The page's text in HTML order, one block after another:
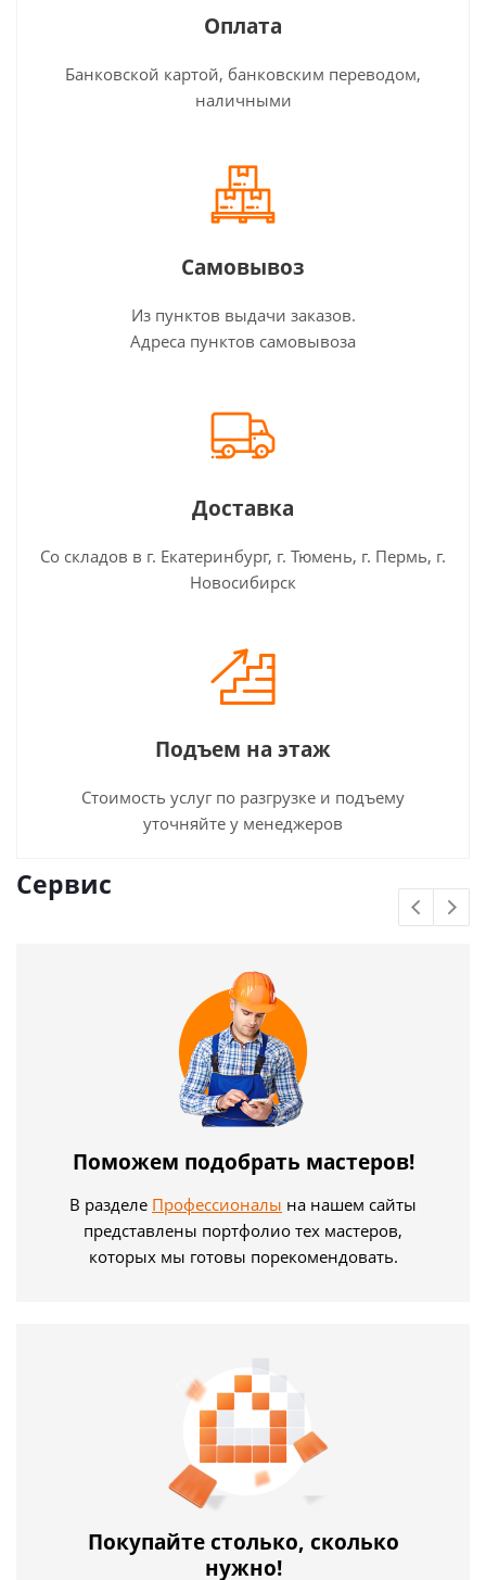
Оплата
Банковской картой, банковским переводом,
наличными
Самовывоз
Из пунктов выдачи заказов.
Адреса пунктов самовывоза
Доставка
Со складов в г. Екатеринбург, г. Тюмень, г. Пермь, г.
Новосибирск
Подъем на этаж
Стоимость услуг по разгрузке и подъему
уточняйте у менеджеров
Сервис
Поможем подобрать мастеров!
В разделе Профессионалы на нашем сайты
представлены портфолио тех мастеров,
которых мы готовы порекомендовать.
Покупайте столько, сколько
нужно!